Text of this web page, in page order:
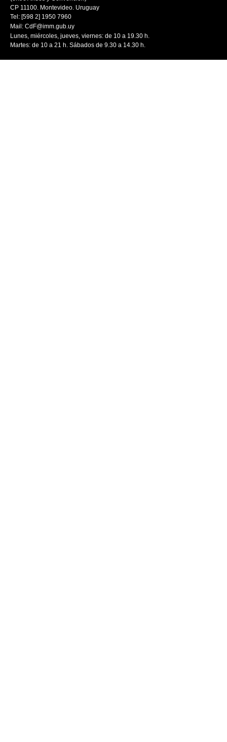
CP 11100. Montevideo. Uruguay
Tel: [598 2] 1950 7960
Mail: CdF@imm.gub.uy
Lunes, miércoles, jueves, viernes: de 10 a 19.30 h.
Martes: de 10 a 21 h. Sábados de 9.30 a 14.30 h.